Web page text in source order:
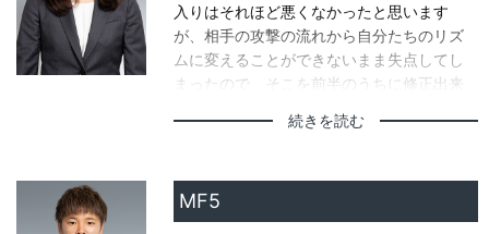
たらボールがきたので、ファーストタッチ
でいいところにボールを置けたかなと思い
ます。
入りはそれほど悪くなかったと思います
が、相手の攻撃の流れから自分たちのリズ
ムに変えることができないまま失点してし
まったので、そこを前半のうちに修正出来
は少し修正できたと思いますが、良い時間
がってしまったのかなと思います。
続きを読む
MF5